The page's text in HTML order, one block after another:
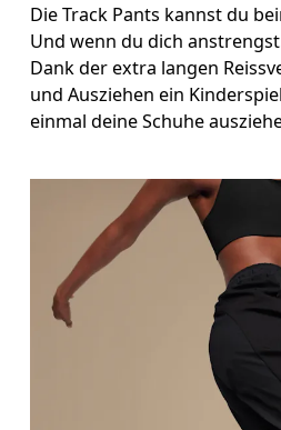
Miss um die breiteste
Oberschenkel
Stell dich so hin, dass deine Füsse schulterbreit auseinander sind. Miss um die breiteste Stelle deines Oberschenkels
Schrittlänge
Innenbeins bis hinunter
Die Track Pants kannst du
Und wenn du dich
Dank der extra langen
und Ausziehen ein
einmal deine Schuhe